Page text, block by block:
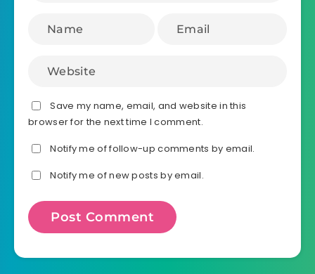
Save my name, email, and website in this
browser for the next time I comment.
Notify me of follow-up comments by email.
Notify me of new posts by email.